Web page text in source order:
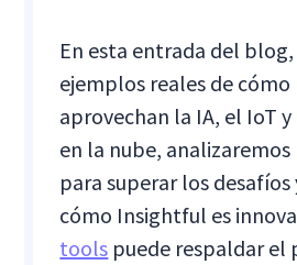
En esta entrada del
ejemplos reales de cómo
aprovechan la IA, el IoT
en la nube,
para superar los
cómo Insightful es
tools puede respaldar el